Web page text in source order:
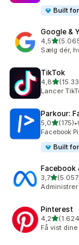
Built
Google &
4,5ud af 5
5065
Sælg dér,
TikTok
4,8ud af 5
15330
Lancer
Parkour:
5,0ud af 5
(175)
175 •
Facebook
Built
Facebook
3,7ud af 5
5057
Pinterest
4,2ud af 5
1624
Få vist